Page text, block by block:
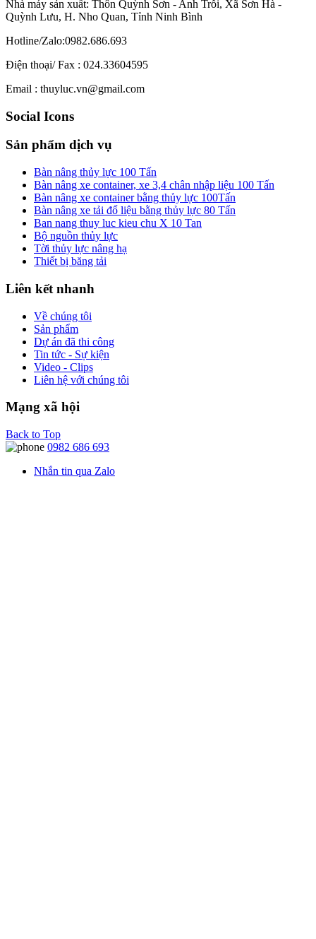
Nhà máy sản xuất: Thôn Quỳnh Sơn - Anh Trỗi, Xã Sơn Hà -
Quỳnh Lưu, H. Nho Quan, Tỉnh Ninh Bình
Hotline/Zalo:0982.686.693
Điện thoại/ Fax : 024.33604595
Email : thuyluc.vn@gmail.com
Social Icons
Sản phẩm dịch vụ
Bàn nâng thủy lực 100 Tấn
Bàn nâng xe container, xe 3,4 chân nhập liệu 100 Tấn
Bàn nâng xe container bằng thủy lực 100Tấn
Bàn nâng xe tải đổ liệu bằng thủy lực 80 Tấn
Ban nang thuy luc kieu chu X 10 Tan
Bộ nguồn thủy lực
Tời thủy lực nâng hạ
Thiết bị băng tải
Liên kết nhanh
Về chúng tôi
Sản phẩm
Dự án đã thi công
Tin tức - Sự kiện
Video - Clips
Liên hệ với chúng tôi
Mạng xã hội
Back to Top
0982 686 693
Nhắn tin qua Zalo